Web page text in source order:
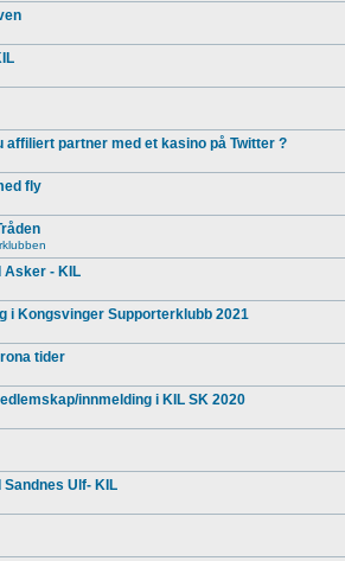
affiliert partner med et kasino på Twitter ?
fly
Asker - KIL
i Kongsvinger Supporterklubb 2021
tider
innmelding i KIL SK 2020
Sandnes Ulf- KIL